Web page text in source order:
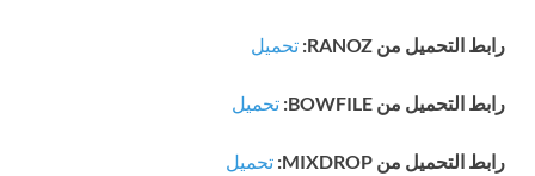
رابط التحميل من RANOZ: تحميل
رابط التحميل من BOWFILE: تحميل
رابط التحميل من MIXDROP: تحميل